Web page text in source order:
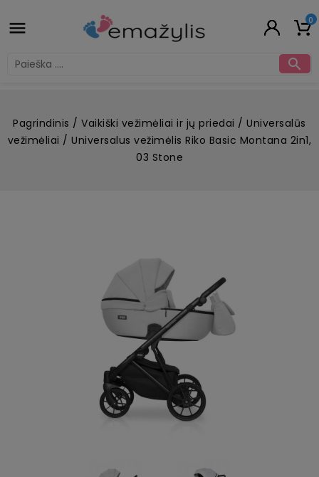
 0

Pagrindinis Vaikiški vežimėliai ir jų priedai
Universalūs
vežimėliai
Universalus vežimėlis Riko Basic Montana 2in1,
03 Stone